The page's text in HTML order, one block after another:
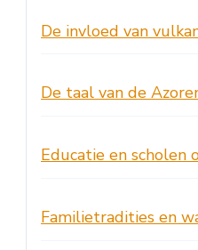
De invloed van
De taal van de
Educatie en scholen
Familietradities en